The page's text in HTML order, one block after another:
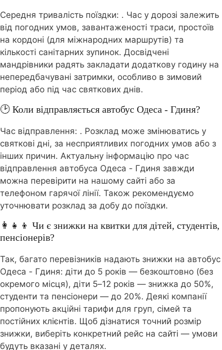
Середня тривалість поїздки: . Час у дорозі залежить
від погодних умов, завантаженості траси, простоїв
на кордоні (для міжнародних маршрутів) та
кількості санітарних зупинок. Досвідчені
мандрівники радять закладати додаткову годину на
непередбачувані затримки, особливо в зимовий
період або під час святкових днів.
🕑 Коли відправляється автобус Одеса - Гдиня?
Час відправлення: . Розклад може змінюватись у
святкові дні, за несприятливих погодних умов або з
інших причин. Актуальну інформацію про час
відправлення автобуса Одеса - Гдиня завжди
можна перевірити на нашому сайті або за
телефоном гарячої лінії. Також рекомендуємо
уточнювати розклад за добу до поїздки.
👩‍👧‍👦 Чи є знижки на квитки для дітей, студентів,
пенсіонерів?
Так, багато перевізників надають знижки на автобус
Одеса - Гдиня: діти до 5 років — безкоштовно (без
окремого місця), діти 5–12 років — знижка до 50%,
студенти та пенсіонери — до 20%. Деякі компанії
пропонують акційні тарифи для груп, сімей та
постійних клієнтів. Щоб дізнатися точний розмір
знижки, виберіть конкретний рейс на сайті — умови
будуть вказані у деталях.